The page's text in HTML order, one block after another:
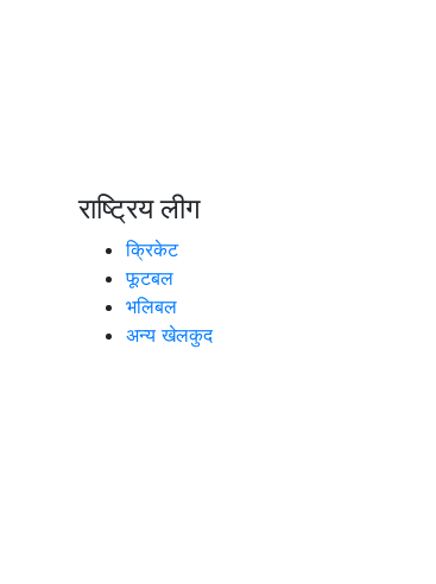
राष्ट्रिय लीग
क्रिकेट
फूटबल
भलिबल
अन्य खेलकुद